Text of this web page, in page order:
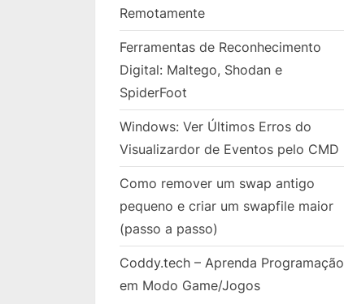
Remotamente
Ferramentas de Reconhecimento
Digital: Maltego, Shodan e
SpiderFoot
Windows: Ver Últimos Erros do
Visualizardor de Eventos pelo CMD
Como remover um swap antigo
pequeno e criar um swapfile maior
(passo a passo)
Coddy.tech – Aprenda Programação
em Modo Game/Jogos